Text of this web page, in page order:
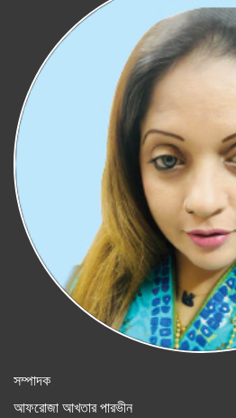
সম্পাদক
আফরোজা আখতার পারভীন